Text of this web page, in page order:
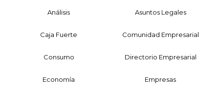
Análisis Asuntos Legales
Caja Fuerte Comunidad Empresarial
Consumo Directorio Empresarial
Economía Empresas